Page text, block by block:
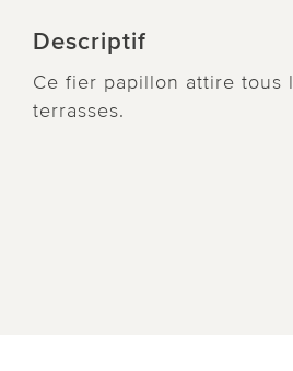
Descriptif
Ce fier papillon attire tous
terrasses.